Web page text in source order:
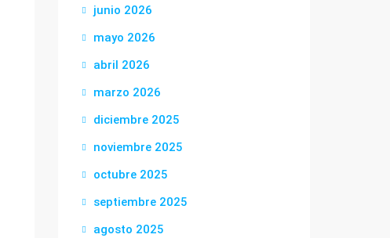
junio 2026
mayo 2026
abril 2026
marzo 2026
diciembre 2025
noviembre 2025
octubre 2025
septiembre 2025
agosto 2025